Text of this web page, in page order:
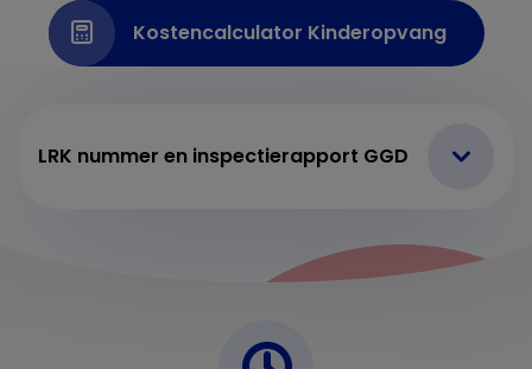
Kostencalculator Kinderopvang
LRK nummer en inspectierapport GGD